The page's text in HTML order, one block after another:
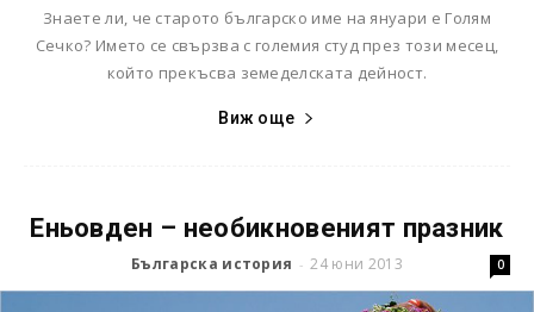
Знаете ли, че старото българско име на януари е Голям
Сечко? Името се свързва с големия студ през този месец,
който прекъсва земеделската дейност.
Виж още
Еньовден – необикновеният празник
Българска история - 24 юни 2013 0